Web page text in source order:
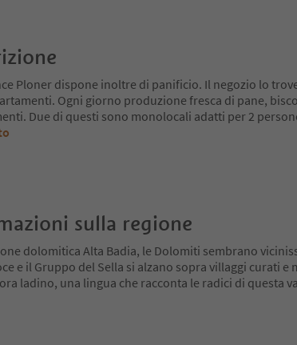
Ploner dispone inoltre di panificio. Il negozio lo
Ogni giorno produzione fresca di pane,
Due di questi sono monolocali adatti per 2
sulla regione
dolomitica Alta Badia, le Dolomiti sembrano
e il Gruppo del Sella si alzano sopra villaggi curati e
ladino, una lingua che racconta le radici di questa